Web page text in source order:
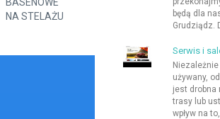
NA STELAŻU
będą dla
Grudziądz.
Serwis i
używany,
jest drobna
trasy lub
wpływ na